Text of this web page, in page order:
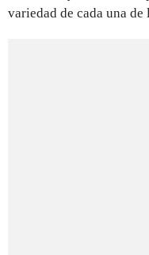
variedad de cada una de